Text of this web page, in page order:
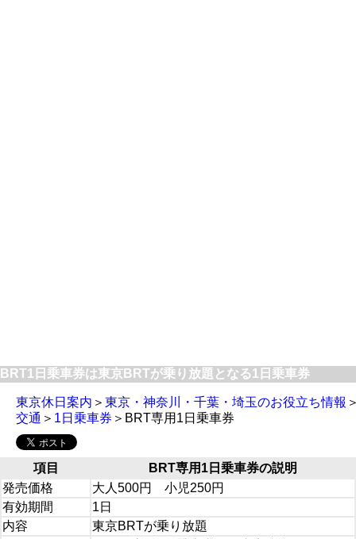
BRT1日乗車券は東京BRTが乗り放題となる1日乗車券
東京休日案内 ＞ 東京・神奈川・千葉・埼玉のお役立ち情報
交通 ＞ 1日乗車券 ＞BRT専用1日乗車券
項目
BRT専用1日乗車券の説明
発売価格
大人500円 小児250円
有効期間
1日
内容
東京BRTが乗り放題